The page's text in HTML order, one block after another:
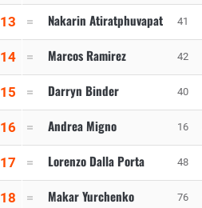
13 Nakarin Atiratphuvapat 41
14 Marcos Ramirez 42
15 Darryn Binder 40
16 Andrea Migno 16
17 Lorenzo Dalla Porta 48
18 Makar Yurchenko 76